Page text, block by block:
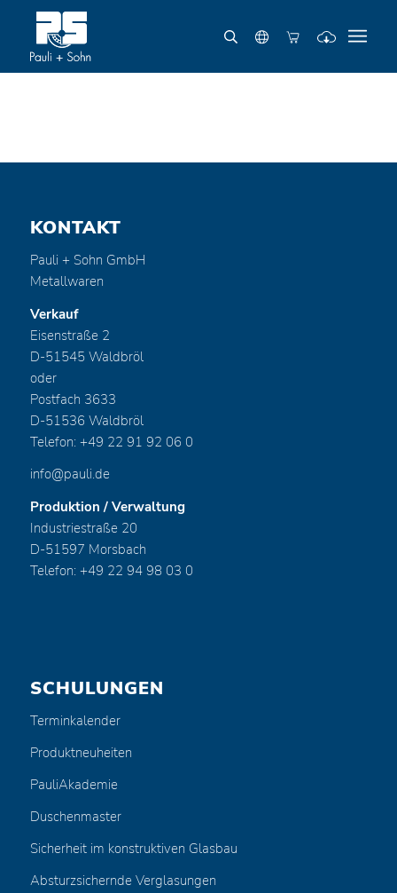
KONTAKT
Pauli + Sohn GmbH
Metallwaren
Verkauf
Eisenstraße 2
D-51545 Waldbröl
oder
Postfach 3633
D-51536 Waldbröl
Telefon: +49 22 91 92 06 0
info@pauli.de
Produktion / Verwaltung
Industriestraße 20
D-51597 Morsbach
Telefon: +49 22 94 98 03 0
SCHULUNGEN
Terminkalender
Produktneuheiten
PauliAkademie
Duschenmaster
Sicherheit im konstruktiven Glasbau
Absturzsichernde Verglasungen